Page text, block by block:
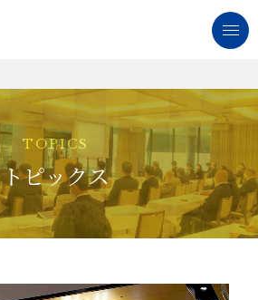
TOPICS
トピックス